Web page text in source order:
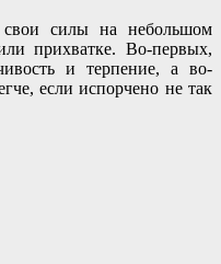
свои силы на небольшом
прихватке. Во-первых,
и терпение, а во-
если испорчено не так